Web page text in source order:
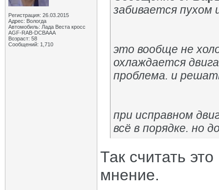
Регистрация: 26.03.2015
Адрес: Вологда
Автомобиль: Лада Веста кросс
AGF-RAB-DCBAAA
Возраст: 58
Сообщений: 1,710
забивается пухом
это вообще не
охлаждается
проблема. и
при исправном
всё в порядке. но
Так считать
мнение.